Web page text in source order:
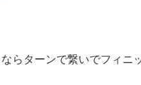
らターンで繋いでフィニ